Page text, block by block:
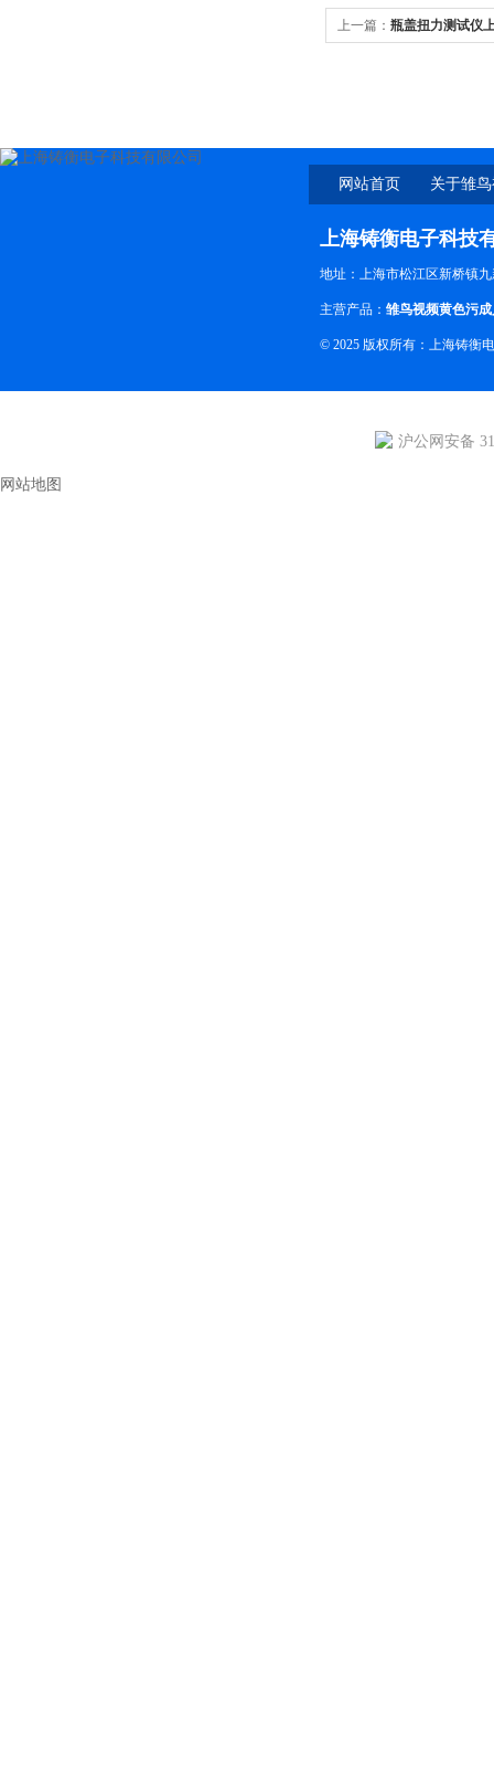
上一篇： 瓶盖扭力测试仪
网站首页 关于雏
上海铸衡电子科技
地址：上海市松江区新桥镇
主营产品： 雏鸟视频黄色污
© 2025 版权所有：上海铸衡
沪公网安备
网站地图